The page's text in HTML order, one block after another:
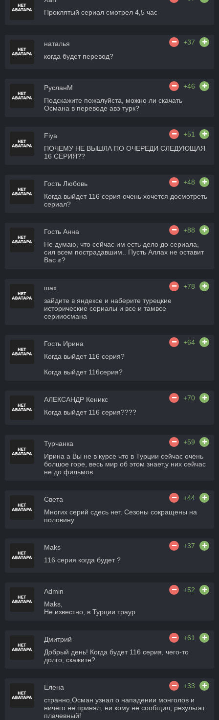
Проклятый сериал смотрел 4,5 час
наталья
+37
когда будет перевод?
РусланМ
+46
Подскажите пожалуйста, можно ли скачать
Османа в переводе авэ турк?
Fiya
+51
ПОЧЕМУ НЕ ВЫШЛА ПО ОЧЕРЕДИ СЛЕДУЮЩАЯ
16 СЕРИЯ??
Гость Любовь
+48
Когда выйдет 116 серия очень хочется досмотреть
сериал?
Гость Анна
+88
Не думаю, что сейчас им есть дело до сериала,
сил всем пострадавшим.. Пусть Аллах не оставит
Вас ✊?
шах
+78
зайдите в яндексе и наберите турецкие
исторические сериалы и все и тамвсе
серииосмана
Гость Ирина
+64
Когда выйдет 116 серия?
Когда выйдет 116серия?
АЛЕКСАНДР Кеникс
+70
Когда выйдет 116 серия????
Турчанка
+59
Ирина а Вы не в курсе что в Турции сейчас очень
болшое горе, весь мир об этом знает,у них сейчас
не до фильмов
Света
+44
Многих серий сдесь нет. Сезоны сокращены на
половину
Maks
+37
116 серия когда будет ?
Admin
+52
Maks,
Не известно, в Турции траур
Дмитрий
+61
Добрый день! Когда будет 116 серия, чего-то
долго, скажите?
Елена
+33
странно,Осман узнал о нападении монголов и
ничего не принял, ни кому не сообщил, результат
плачевный!